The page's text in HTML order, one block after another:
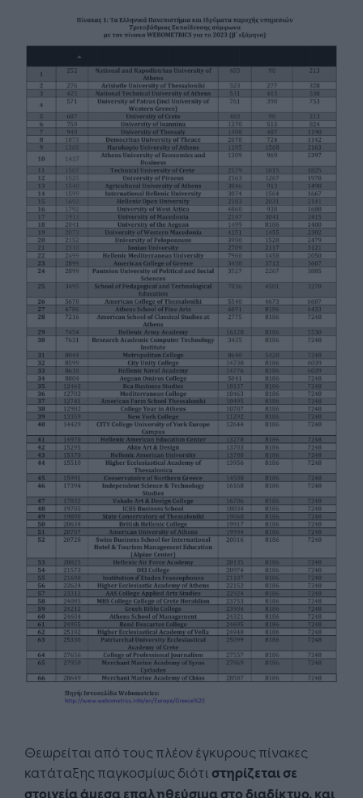
Θεωρείται από τους πλέον έγκυρους πίνακες
κατάταξης παγκοσμίως διότι στηρίζεται σε
στοιχεία άμεσα επαληθεύσιμα στο διαδίκτυο, και